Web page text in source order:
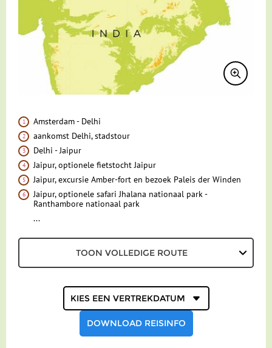
Excursies
Reisdocumenten
Geldzaken
Maaltijden
Hotelverlenging
Klimaat en geografie
Reisbegeleiding en gidsen
Amsterdam - Delhi
aankomst Delhi, stadstour
Delhi - Jaipur
Jaipur, optionele fietstocht Jaipur
Jaipur, excursie Amber-fort en bezoek Paleis der Winden
Jaipur, optionele safari Jhalana nationaal park -
Ranthambore nationaal park
...
TOON VOLLEDIGE ROUTE
vertrekdatum
DOWNLOAD REISINFO